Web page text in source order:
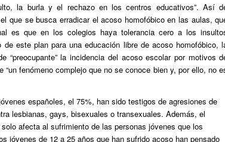
la burla y el rechazo en los centros educativos”. Así
que se busca erradicar el acoso homofóbico en las aulas,
es que en los colegios haya tolerancia cero a los
de este plan para una educación libre de acoso homofóbico,
la incidencia del acoso escolar por motivos
fenómeno complejo que no se conoce bien y, por ello, no
españoles, el 75%, han sido testigos de agresiones de
lesbianas, gays, bisexuales o transexuales. Además, el
afecta al sufrimiento de las personas jóvenes que los
jóvenes de 12 a 25 años que han sufrido acoso han pensado